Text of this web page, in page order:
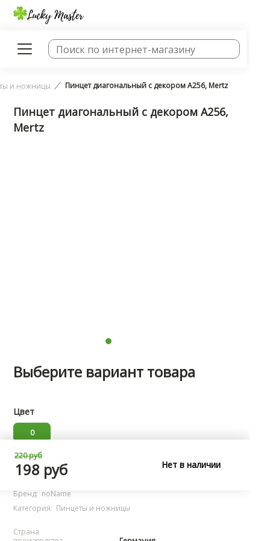
и ножницы Пинцет диагональный с декором A256, Mertz
Пинцет диагональный с декором A256,
Mertz
Выберите вариант товара
Цвет
0
Характеристики
Бренд: noName
Категория: Пинцеты и ножницы
Страна
220 руб
198 руб Нет в наличии